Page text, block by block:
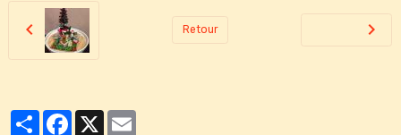
Retour
PartagerFacebook
X